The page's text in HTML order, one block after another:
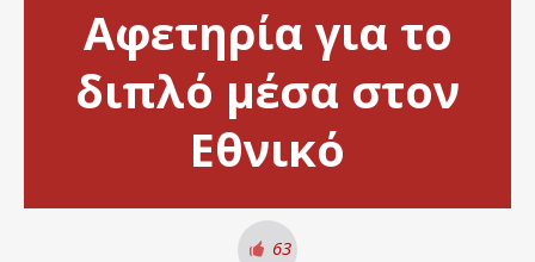
Αφετηρία για το
διπλό μέσα στον
Εθνικό
63